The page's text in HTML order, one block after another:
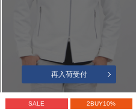
再入荷受付
SALE
2BUY10%